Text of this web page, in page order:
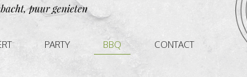
PARTY BBQ CONTACT